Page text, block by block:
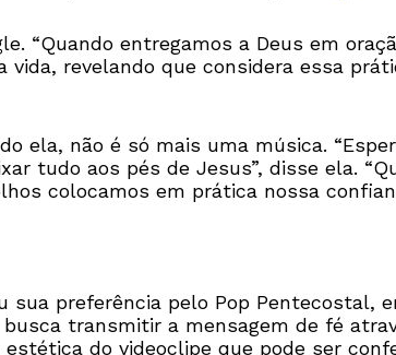
“Quando entregamos a Deus em
revelando que considera essa
ela, não é só mais uma música.
tudo aos pés de Jesus”, disse ela.
colocamos em prática nossa
sua preferência pelo Pop Pentecostal,
transmitir a mensagem de fé
do videoclipe que pode ser